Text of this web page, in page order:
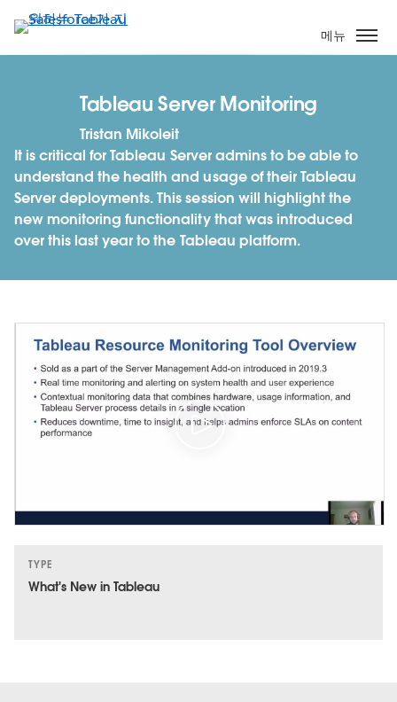
요
콘
뛰
기
메뉴
Tableau Server Monitoring
Tristan Mikoleit
It is critical for Tableau Server admins to be able to
understand the health and usage of their Tableau
Server deployments. This session will highlight the
new monitoring functionality that was introduced
over this last year to the Tableau platform.
TYPE
What's New in Tableau